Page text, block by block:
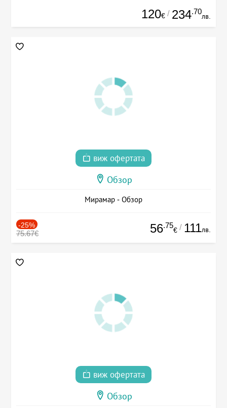
120€ / 234.70
лв.
виж офертата
Обзор
Мирамар - Обзор
-25%
75.67€ 56.75
€ / 111лв.
виж офертата
Обзор